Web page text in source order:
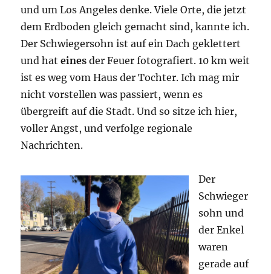
und um Los Angeles denke. Viele Orte, die jetzt
dem Erdboden gleich gemacht sind, kannte ich.
Der Schwiegersohn ist auf ein Dach geklettert
und hateines der Feuer fotografiert. 10 km weit
ist es weg vom Haus der Tochter. Ich mag mir
nicht vorstellen was passiert, wenn es
übergreift auf die Stadt. Und so sitze ich hier,
voller Angst, und verfolge regionale
Nachrichten.
Der
Schwieger
sohn und
der Enkel
waren
gerade auf